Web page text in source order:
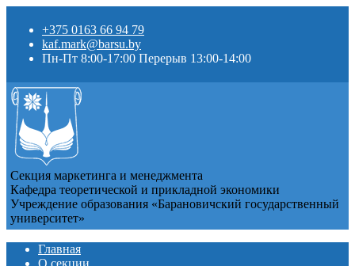
+375 0163 66 94 79
kaf.mark@barsu.by
Пн-Пт 8:00-17:00 Перерыв 13:00-14:00
Секция маркетинга и менеджмента
Кафедра теоретической и прикладной экономики
Учреждение образования «Барановичский государственный
университет»
Главная
О секции